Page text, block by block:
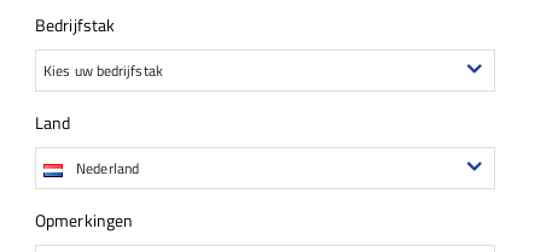
Bedrijfstak
Kies uw bedrijfstak
Land
Nederland
Opmerkingen